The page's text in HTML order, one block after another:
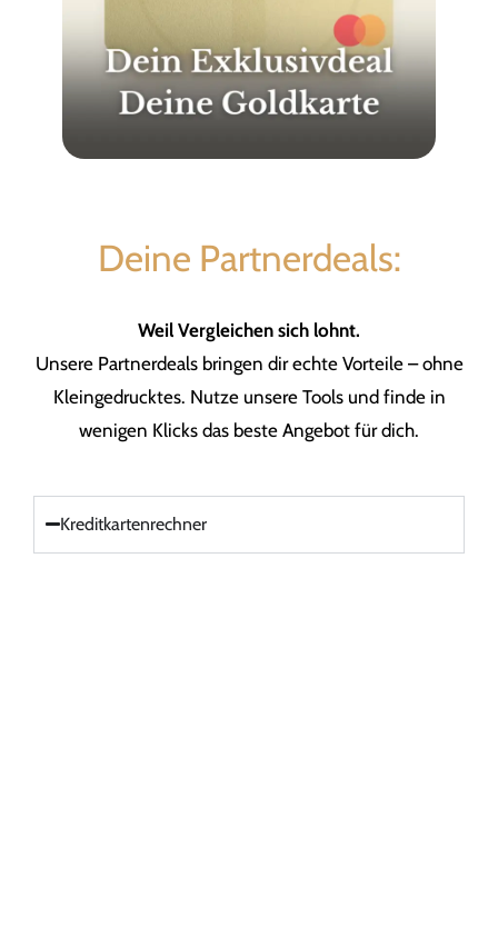
Deine Partnerdeals:
Weil Vergleichen sich lohnt.
Unsere Partnerdeals bringen dir echte Vorteile – ohne
Kleingedrucktes. Nutze unsere Tools und finde in
wenigen Klicks das beste Angebot für dich.
Kreditkartenrechner